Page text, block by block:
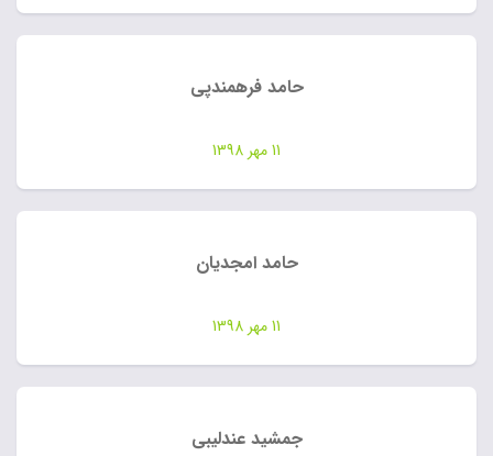
حامد فرهمندپی
11 مهر 1398
حامد امجدیان
11 مهر 1398
جمشید عندلیبی